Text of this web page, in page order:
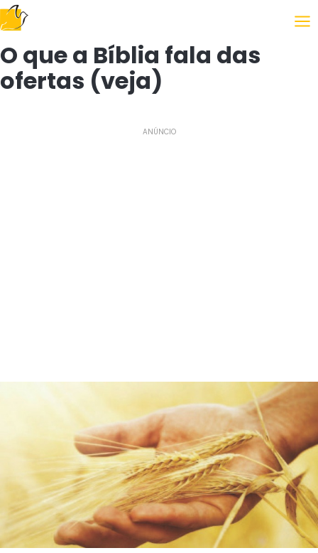
Siguiendo el Evangelio
O que a Bíblia fala das
ofertas (veja)
ANÚNCIO